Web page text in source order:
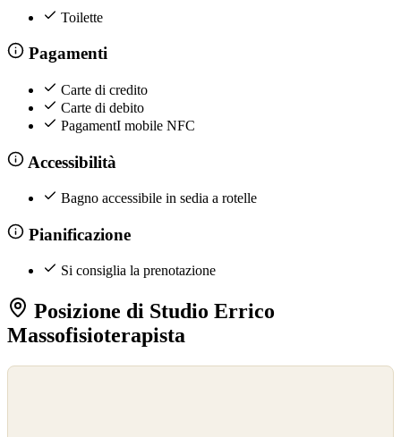
Toilette
Pagamenti
Carte di credito
Carte di debito
PagamentI mobile NFC
Accessibilità
Bagno accessibile in sedia a rotelle
Pianificazione
Si consiglia la prenotazione
Posizione di Studio Errico
Massofisioterapista